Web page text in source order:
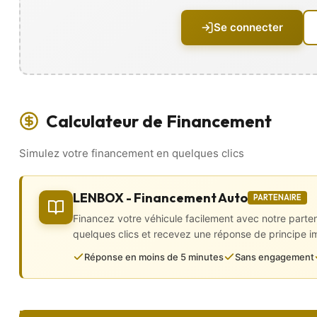
• Lunette arrière dégivrante
• Radar de recul
• Rétroviseurs électriques et rabattables électriquement
• Toit panoramique
Intérieur
• Banquette 1/3 – 2/3
• Boîte automatique
• Climatisation automatique
• Démarrage sans clé
• Direction assistée
• GPS intégré
• Kit téléphone mains libres
• Ordinateur de bord
• Régulateur de vitesse et limiteur
• Système audio Bluetooth
Se connecter
Calculateur de Financement
Simulez votre financement en quelques clics
LENBOX - Financement Auto PARTENAIRE
Financez votre véhicule facilement avec notre
quelques clics et recevez une réponse de principe
Réponse en moins de 5 minutes Sans engagement